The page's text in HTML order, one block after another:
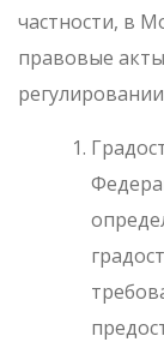
частности, в
правовые